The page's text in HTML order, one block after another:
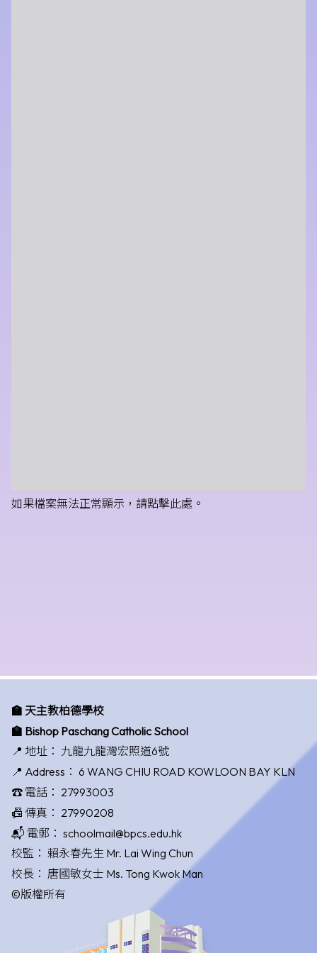
如果檔案無法正常顯示，請點擊此處。
🏫 天主教柏德學校
🏫 Bishop Paschang Catholic School
📍 地址： 九龍九龍灣宏照道6號
📍 Address： 6 WANG CHIU ROAD KOWLOON BAY KLN
☎️ 電話： 27993003
📠 傳真： 27990208
📬 電郵： schoolmail@bpcs.edu.hk
校監： 賴永春先生 Mr. Lai Wing Chun
校長： 唐國敏女士 Ms. Tong Kwok Man
©版權所有